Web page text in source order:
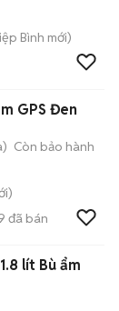
Bình mới)
GPS Đen
Còn bảo hành
đã bán
lít Bù ẩm